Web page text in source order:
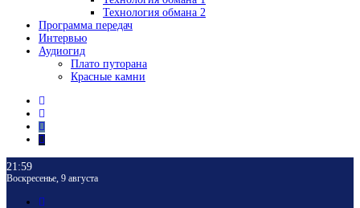
Технология обмана 2
Программа передач
Интервью
Аудиогид
Плато путорана
Красные камни
21:59
Воскресенье, 9 августа